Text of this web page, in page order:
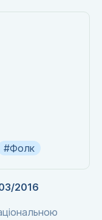
#Фолк
2016